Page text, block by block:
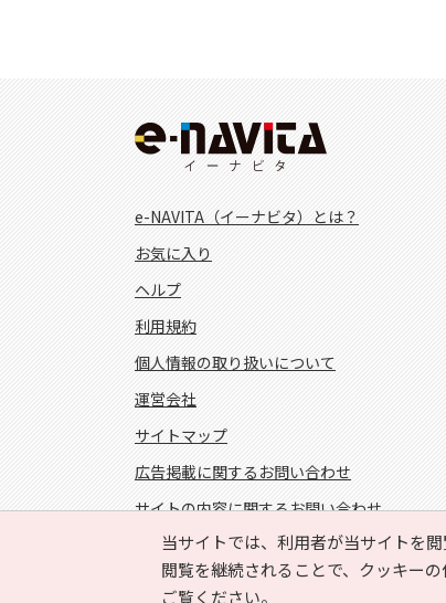
当サイトでは、利用者が当サイトを
閲覧を継続されることで、クッキー
ご覧ください。
e-NAVITA（イーナビタ）とは？
お気に入り
ヘルプ
利用規約
個人情報の取り扱いについて
運営会社
サイトマップ
広告掲載に関するお問い合わせ
サイトの内容に関するお問い合わせ
FOLLOW US!